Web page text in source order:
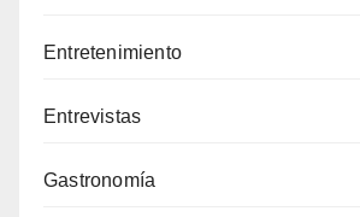
Entretenimiento
Entrevistas
Gastronomía